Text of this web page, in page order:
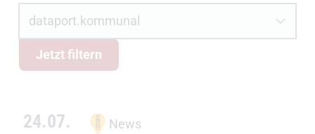
Alle Meldungen dataport.kommunal Link wird angezeigt.
Jetzt filtern
News
24.07.